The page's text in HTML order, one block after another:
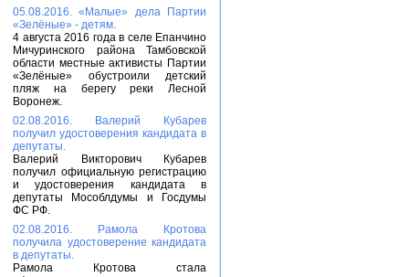
05.08.2016. «Малые» дела Партии
«Зелёные» - детям.
4 августа 2016 года в селе Епанчино
Мичуринского района Тамбовской
области местные активисты Партии
«Зелёные» обустроили детский
пляж на берегу реки Лесной
Воронеж.
02.08.2016. Валерий Кубарев
получил удостоверения кандидата в
депутаты.
Валерий Викторович Кубарев
получил официальную регистрацию
и удостоверения кандидата в
депутаты Мособлдумы и Госдумы
ФС РФ.
02.08.2016. Рамола Кротова
получила удостоверение кандидата
в депутаты.
Рамола Кротова стала